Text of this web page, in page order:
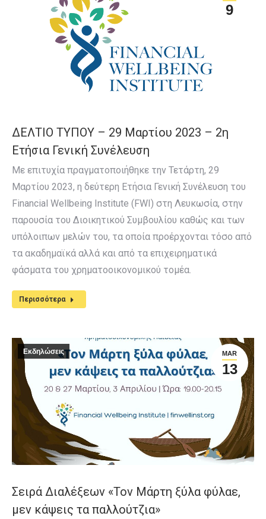
9
ΔΕΛΤΙΟ ΤΥΠΟΥ – 29 Μαρτίου 2023 – 2η
Ετήσια Γενική Συνέλευση
Με επιτυχία πραγματοποιήθηκε την Τετάρτη, 29
Μαρτίου 2023, η δεύτερη Ετήσια Γενική Συνέλευση του
Financial Wellbeing Institute (FWI) στη Λευκωσία, στην
παρουσία του Διοικητικού Συμβουλίου καθώς και των
υπόλοιπων μελών του, τα οποία προέρχονται τόσο από
τα ακαδημαϊκά αλλά και από τα επιχειρηματικά
φάσματα του χρηματοοικονομικού τομέα.
Περισσότερα
MAR
13
Εκδηλώσεις
Σειρά Διαλέξεων «Τον Μάρτη ξύλα φύλαε,
μεν κάψεις τα παλλούτζια»